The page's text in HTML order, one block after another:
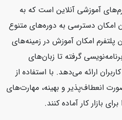
آموزشی آنلاین است که به
امکان دسترسی به دوره‌های متنوع
امکان آموزش در زمینه‌های
گرفته تا زبان‌های
ارائه می‌دهد. با استفاده از
انعطاف‌پذیر و بهینه، مهارت‌های
بازار کار آماده کنند.